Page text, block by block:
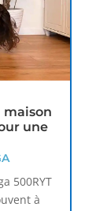
maison
une
500RYT
à